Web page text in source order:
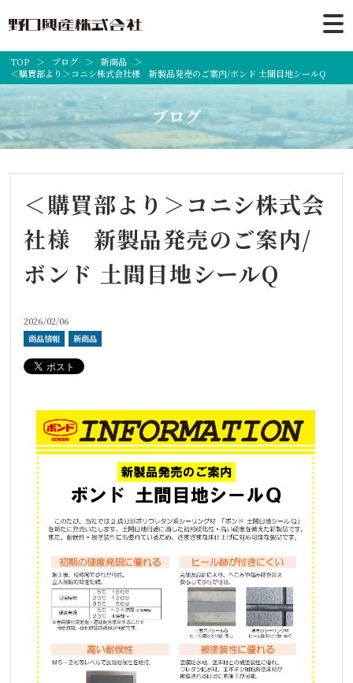
TOP ブログ
新商品
＜購買部より＞コニシ株式会社様 新製品発売のご案内/ボンド 土間目地シールQ
ブログ
＜購買部より＞コニシ株式会
社様 新製品発売のご案内/
ボンド 土間目地シールQ
2026/02/06
商品情報 新商品